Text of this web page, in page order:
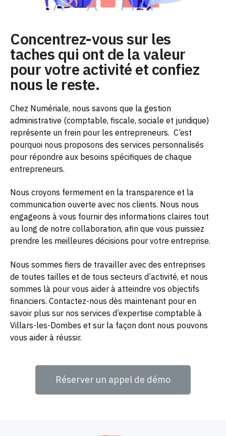
Concentrez-vous sur les
taches qui ont de la valeur
pour votre activité et confiez
nous le reste.
Chez Numériale, nous savons que la gestion
administrative (comptable, fiscale, sociale et juridique)
représente un frein pour les entrepreneurs. C’est
pourquoi nous proposons des services personnalisés
pour répondre aux besoins spécifiques de chaque
entrepreneurs.
Nous croyons fermement en la transparence et la
communication ouverte avec nos clients. Nous nous
engageons à vous fournir des informations claires tout
au long de notre collaboration, afin que vous puissiez
prendre les meilleures décisions pour votre entreprise.
Nous sommes fiers de travailler avec des entreprises
de toutes tailles et de tous secteurs d’activité, et nous
sommes là pour vous aider à atteindre vos objectifs
financiers. Contactez-nous dès maintenant pour en
savoir plus sur nos services d’expertise comptable à
Villars-les-Dombes et sur la façon dont nous pouvons
vous aider à réussir.
Réserver un appel de démo